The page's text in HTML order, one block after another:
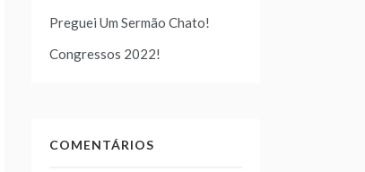
Preguei Um Sermão Chato!
Congressos 2022!
COMENTÁRIOS